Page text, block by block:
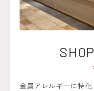
SHOP
金属アレルギーに特